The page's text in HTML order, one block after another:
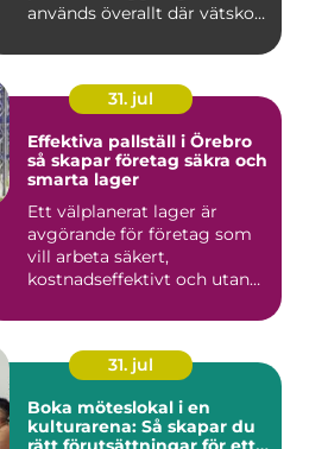
används överallt där vätskor,
31. jul
Effektiva pallställ i Örebro
så skapar företag säkra och
smarta lager
Ett välplanerat lager är
avgörande för företag som
vill arbeta säkert,
kostnadseffektivt och utan
31. jul
Boka möteslokal i en
kulturarena: Så skapar du